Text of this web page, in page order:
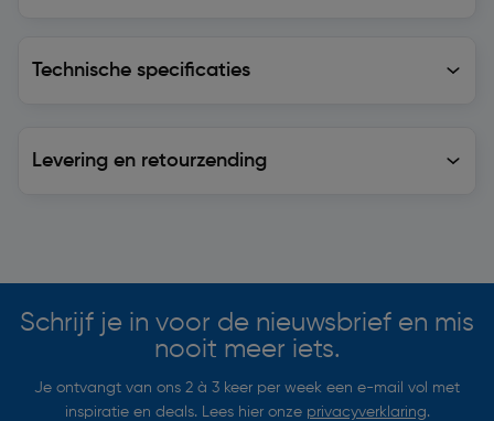
Technische specificaties
Levering en retourzending
Schrijf je in voor de nieuwsbrief en mis
nooit meer iets.
Je ontvangt van ons 2 à 3 keer per week een e-mail vol met
inspiratie en deals. Lees hier onze privacyverklaring.